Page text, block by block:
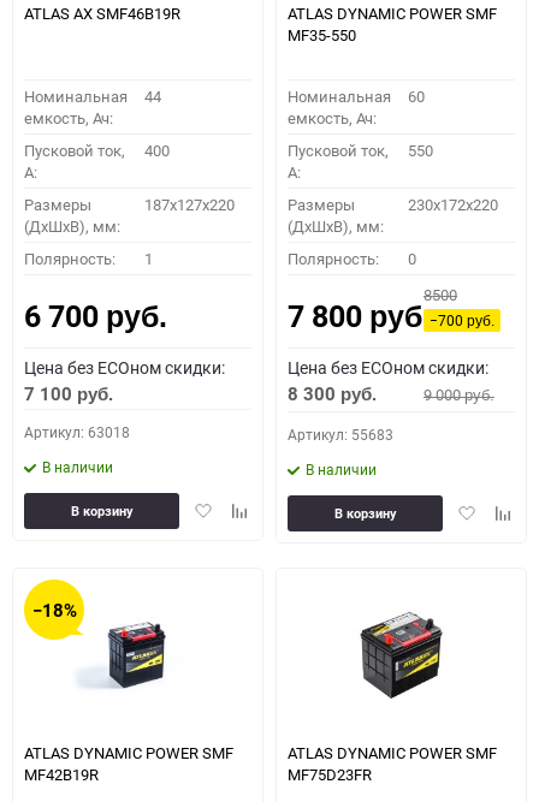
ATLAS AX SMF46B19R
Номинальная
емкость, Ач:
44
Пусковой ток,
A:
400
Размеры
(ДхШхВ), мм:
187x127x220
Полярность: 1
6 700 руб.
Цена без ECOном скидки:
7 100 руб.
Артикул: 63018
В наличии
ДобавитьДобавить
В корзину
ATLAS DYNAMIC POWER SMF
MF35-550
Номинальная
емкость, Ач:
60
Пусковой ток,
A:
550
Размеры
(ДхШхВ), мм:
230x172x220
Полярность: 0
7 800 руб.
8500
−700руб.
Цена без ECOном скидки:
8 300 руб. 9 000руб.
Артикул: 55683
В наличии
Добавить
В корзину
−18%
ATLAS DYNAMIC POWER SMF
MF42B19R
ATLAS DYNAMIC POWER SMF
MF75D23FR